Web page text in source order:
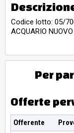
Codice lotto: 05/
ACQUARIO
Per
Offerte
Offerente